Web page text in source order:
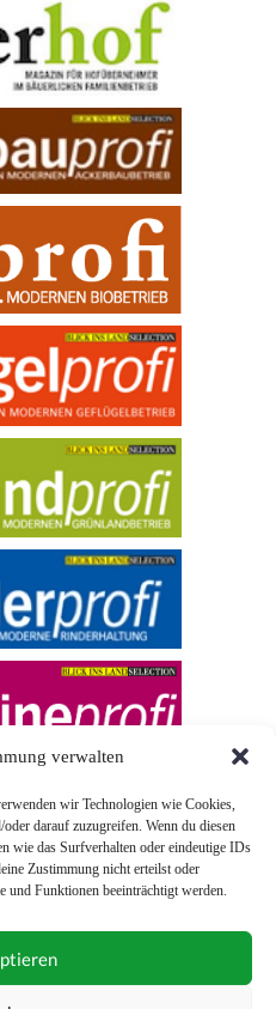
verwalten
wir Technologien wie Cookies,
darauf zuzugreifen. Wenn du diesen
wie das Surfverhalten oder eindeutige IDs
Zustimmung nicht erteilst oder
und Funktionen beeinträchtigt werden.
ins Land